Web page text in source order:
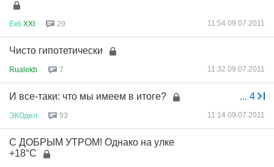
Екб XXI 29 11:54 09.07.2011
Чисто гипотетически
Rualekb 7 11:32 09.07.2011
... 4
И все-таки: что мы имеем в итоге?
ЭКОдел 93 11:14 09.07.2011
С ДОБРЫМ УТРОМ! Однако на улке
+18°C